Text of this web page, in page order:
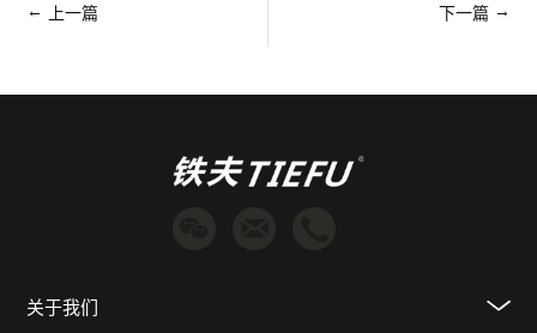
← 上一篇 下一篇 →
关于我们